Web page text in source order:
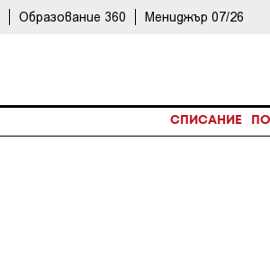
Образование 360 Мениджър 07/26
СПИСАНИЕ